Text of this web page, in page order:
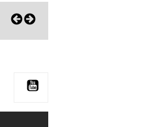
Eni zagrlila Sharmu! Pohvalila